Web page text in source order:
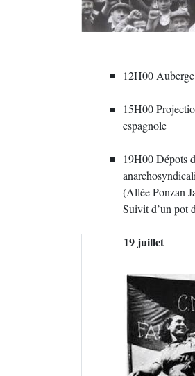
12H00
15H00
espagnole
19H00 Dépots
(Allée Ponzan
Suivit d’un pot
19 juillet